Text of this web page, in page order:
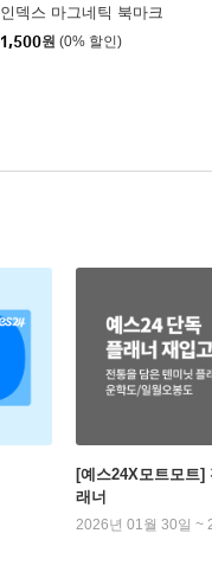
인덱스 마그네틱 북마크
1,500원 (0% 할인)
[예스24X모트모트
래너
2026년 01월 30일 ~